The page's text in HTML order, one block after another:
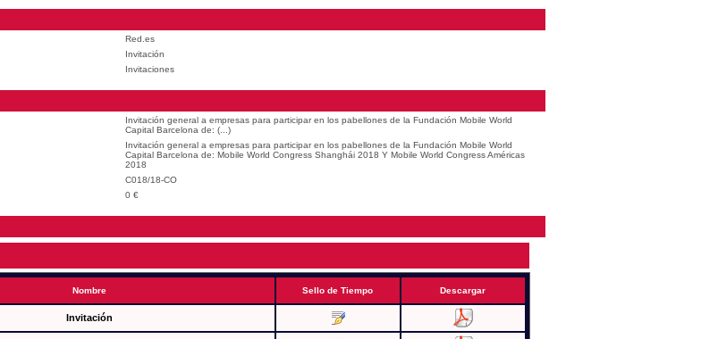
Red.es
Invitación
Invitaciones
Invitación general a empresas para participar en los pabellones de la Fundación Mobile World
Capital Barcelona de: (...)
Invitación general a empresas para participar en los pabellones de la Fundación Mobile World
Capital Barcelona de: Mobile World Congress Shanghái 2018 Y Mobile World Congress Américas
2018
C018/18-CO
0 €
Nombre Sello de Tiempo Descargar
Invitación